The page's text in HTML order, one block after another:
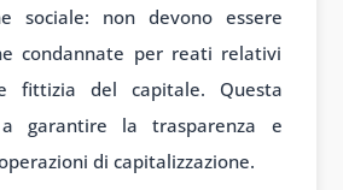
sociale: non devono essere
condannate per reati relativi
fittizia del capitale. Questa
garantire la trasparenza e
di capitalizzazione.